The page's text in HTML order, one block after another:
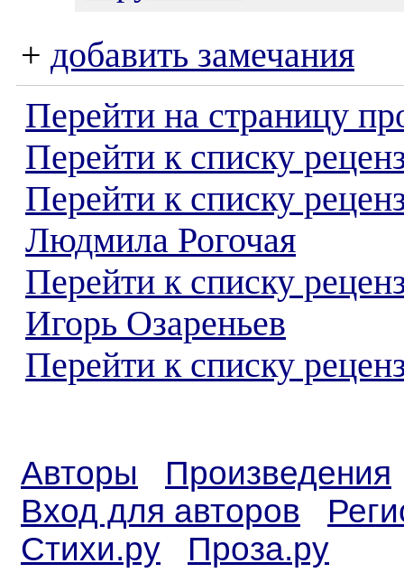
+ добавить замечания
Перейти на страницу
Перейти к списку
Перейти к списку
Людмила Рогочая
Перейти к списку
Игорь Озареньев
Перейти к списку
Авторы
Произведения
Вход для авторов
Стихи.ру
Проза.ру